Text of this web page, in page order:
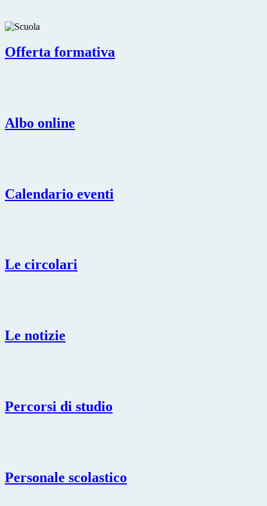
Offerta formativa
Albo online
Calendario eventi
Le circolari
Le notizie
Percorsi di studio
Personale scolastico